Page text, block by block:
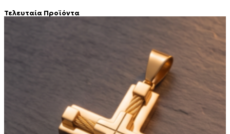
Τελευταία Προϊόντα